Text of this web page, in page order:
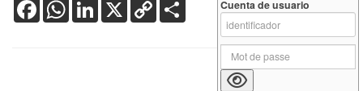
Link
Cuenta de usuario